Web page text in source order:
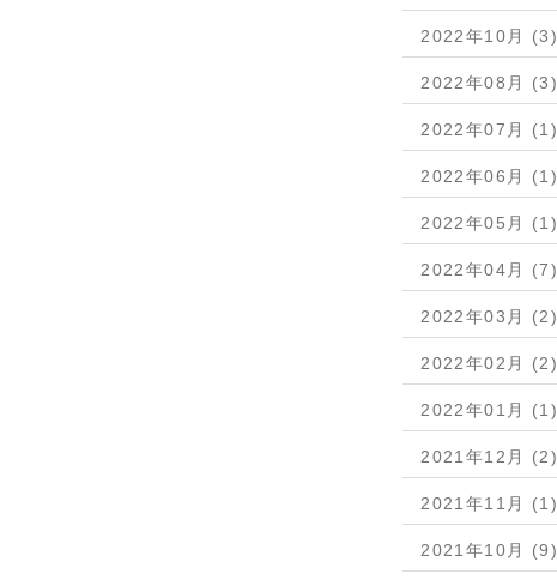
2022年10月 (3)
2022年08月 (3)
2022年07月 (1)
2022年06月 (1)
2022年05月 (1)
2022年04月 (7)
2022年03月 (2)
2022年02月 (2)
2022年01月 (1)
2021年12月 (2)
2021年11月 (1)
2021年10月 (9)